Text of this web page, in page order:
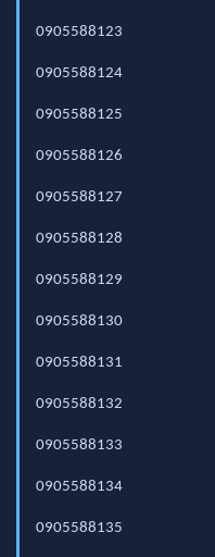
0905588123
0905588124
0905588125
0905588126
0905588127
0905588128
0905588129
0905588130
0905588131
0905588132
0905588133
0905588134
0905588135